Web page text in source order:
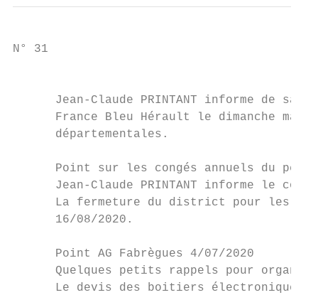
N° 31
Jean-Claude PRINTANT informe de sa
France Bleu Hérault le dimanche
      départementales.
Point sur les congés annuels du
Jean-Claude PRINTANT informe le
La fermeture du district pour les
      16/08/2020.
      Point AG Fabrègues 4/07/2020
Quelques petits rappels pour
Le devis des boitiers électroniques